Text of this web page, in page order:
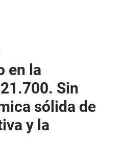
en la
Sin
sólida de
y la